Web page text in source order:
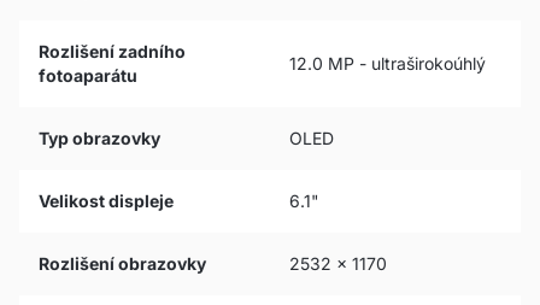
Rozlišení zadního
fotoaparátu
12.0 MP - ultraširokoúhlý
Typ obrazovky OLED
Velikost displeje 6.1"
Rozlišení obrazovky 2532 x 1170